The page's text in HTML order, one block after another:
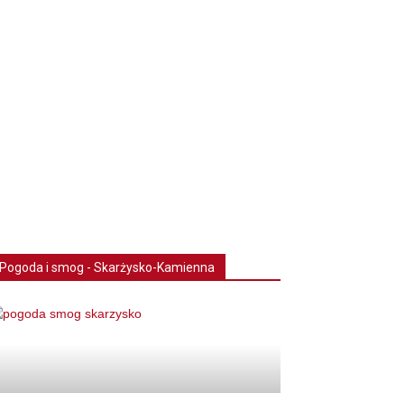
Pogoda i smog - Skarżysko-Kamienna